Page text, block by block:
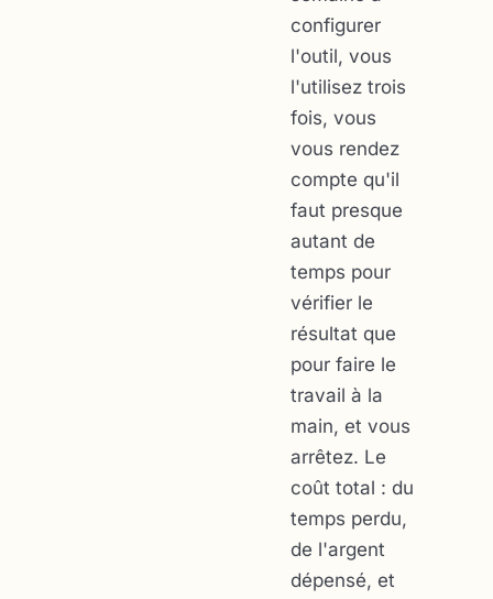
configurer
l'outil, vous
l'utilisez trois
fois, vous
vous rendez
compte qu'il
faut presque
autant de
temps pour
vérifier le
résultat que
pour faire le
travail à la
main, et vous
arrêtez. Le
coût total : du
temps perdu,
de l'argent
dépensé, et